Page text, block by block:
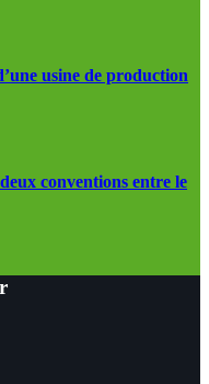
usine de production
conventions entre le